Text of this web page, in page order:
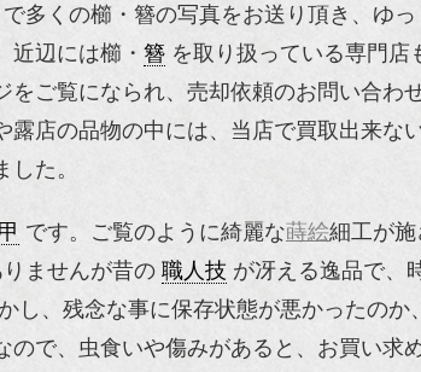
多くの櫛・簪の写真をお送り頂き、ゆ
近辺には櫛・ 簪 を取り扱っている専門店
ご覧になられ、売却依頼のお問い合わ
店の品物の中には、当店で買取出来な
た。
です。ご覧のように綺麗な蒔絵細工が
りませんが昔の 職人技 が冴える逸品で、
し、残念な事に保存状態が悪かったのか
で、虫食いや傷みがあると、お買い求